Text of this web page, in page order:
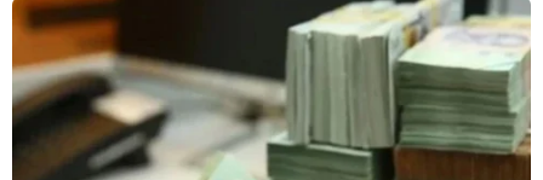
#VietnamPlus
Theo dõi VietnamPlus